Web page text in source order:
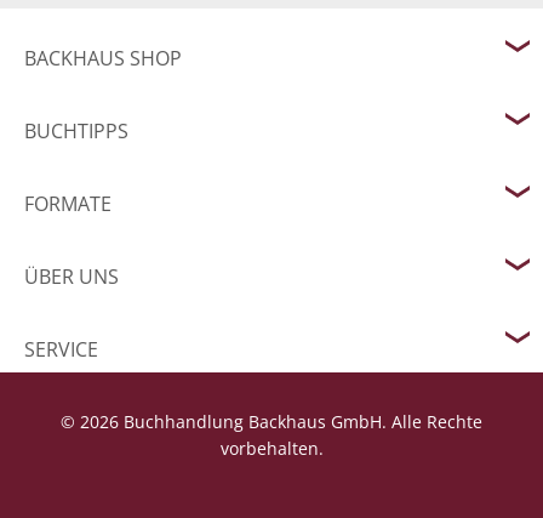
BACKHAUS SHOP
BUCHTIPPS
FORMATE
ÜBER UNS
SERVICE
© 2026 Buchhandlung Backhaus GmbH. Alle Rechte
vorbehalten.